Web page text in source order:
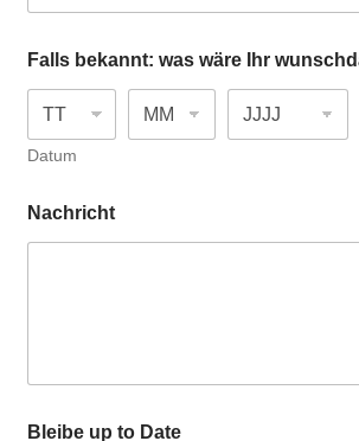
o
l
e
n
i
r
d
e
Falls bekannt: was wäre Ihr
Datum
Nachricht
Bleibe up to Date